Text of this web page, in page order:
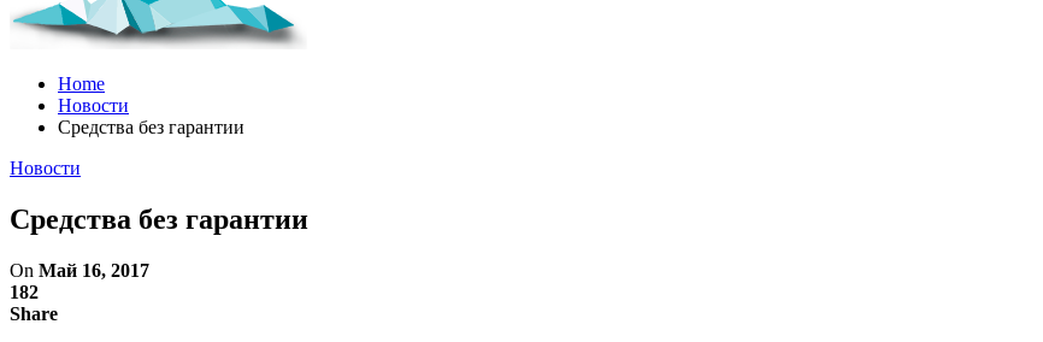
Home
Новости
Средства без гарантии
Новости
Средства без гарантии
On Май 16, 2017
182
Share